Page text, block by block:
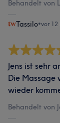
Behandelt von
Tassilo•vor 12
Jens ist sehr
Die Massage
wieder
Behandelt von